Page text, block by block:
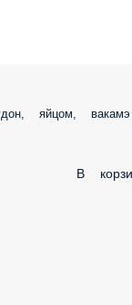
яйцом, вакамэ
В